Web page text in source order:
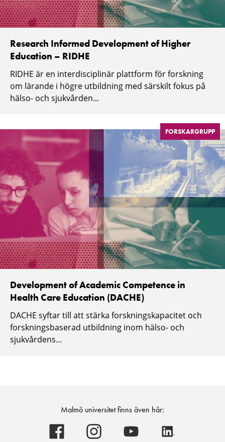
Research Informed Development of Higher
Education – RIDHE
RIDHE är en interdisciplinär plattform för forskning
om lärande i högre utbildning med särskilt fokus på
hälso- och sjukvården...
FORSKARGRUPP
Development of Academic Competence in
Health Care Education (DACHE)
DACHE syftar till att stärka forskningskapacitet och
forskningsbaserad utbildning inom hälso- och
sjukvårdens...
Malmö universitet finns även här:
Malmö
universitet
Malmö
universitet
Malmö
universitet